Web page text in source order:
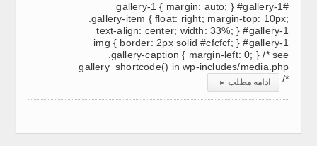
#gallery-1 { margin: auto; } #gallery-1
.gallery-item { float: right; margin-top: 10px;
text-align: center; width: 33%; } #gallery-1
img { border: 2px solid #cfcfcf; } #gallery-1
.gallery-caption { margin-left: 0; } /* see
gallery_shortcode() in wp-includes/media.php
*/
ادامه مطلب ▸